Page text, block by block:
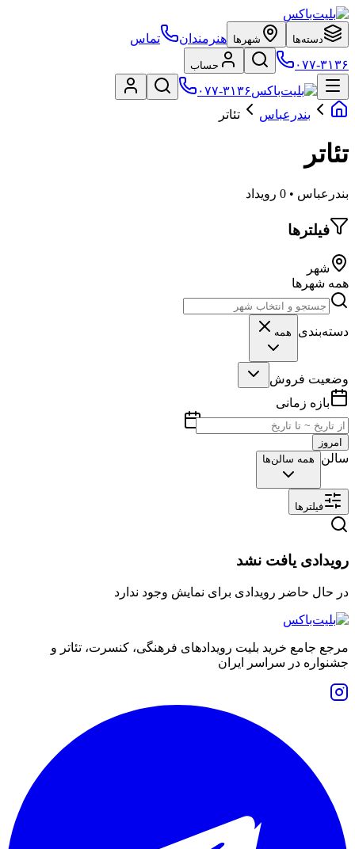
دسته‌ها شهرها هنرمندان
تماس
۰۷۷-۳۱۳۶
حساب
۰۷۷-۳۱۳۶
بندرعباس
تئاتر
تئاتر
بندرعباس • 0 رویداد
فیلترها
شهر
همه شهرها
دسته‌بندی همه
وضعیت فروش
بازه زمانی
امروز
سالن همه سالن‌ها
فیلترها
رویدادی یافت نشد
در حال حاضر رویدادی برای نمایش وجود ندارد
مرجع جامع خرید بلیت رویدادهای فرهنگی، کنسرت، تئاتر و
جشنواره در سراسر ایران